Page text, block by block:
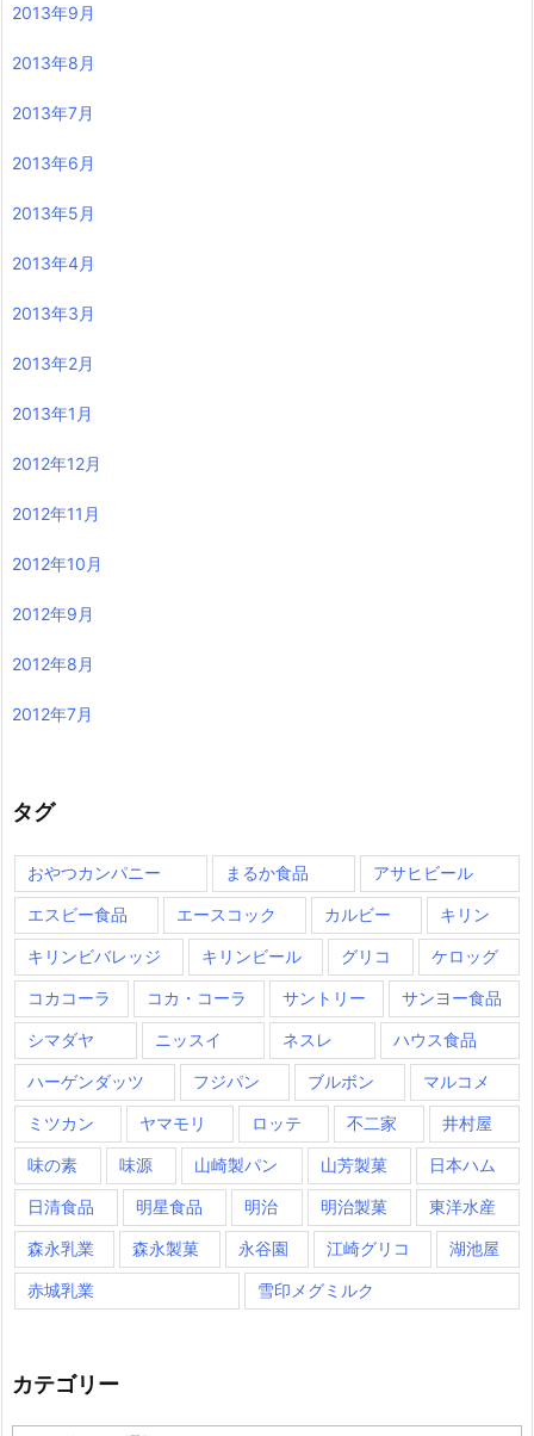
2013年9月
2013年8月
2013年7月
2013年6月
2013年5月
2013年4月
2013年3月
2013年2月
2013年1月
2012年12月
2012年11月
2012年10月
2012年9月
2012年8月
2012年7月
タグ
おやつカンパニー まるか食品 アサヒビール
エスビー食品 エースコック カルビー キリン
キリンビバレッジ キリンビール グリコ ケロッグ
コカコーラ コカ・コーラ サントリー サンヨー食品
シマダヤ ニッスイ ネスレ ハウス食品
ハーゲンダッツ フジパン ブルボン マルコメ
ミツカン ヤマモリ ロッテ 不二家 井村屋
味の素 味源 山崎製パン 山芳製菓 日本ハム
日清食品 明星食品 明治 明治製菓 東洋水産
森永乳業 森永製菓 永谷園 江崎グリコ 湖池屋
赤城乳業 雪印メグミルク
カテゴリー